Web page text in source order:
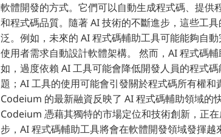
軟體開發的方式。它們可以自動生成程式碼、提
和程式碼品質。隨著 AI 技術的不斷進步，這些工
泛。例如，未來的 AI 程式碼輔助工具可能能夠自
使用者需求自動設計軟體架構。 然而，AI 程式碼
如，過度依賴 AI 工具可能會降低開發人員的程式
題；AI 工具的使用可能會引發關於程式碼所有權
Codeium 的最新融資反映了 AI 程式碼輔助領域的
Codeium 憑藉其獨特的市場定位和技術創新，正
步，AI 程式碼輔助工具將會在軟體開發領域發揮